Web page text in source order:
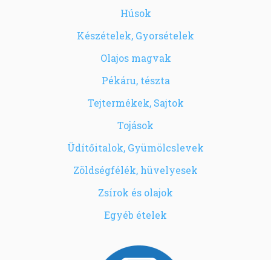
Húsok
Készételek, Gyorsételek
Olajos magvak
Pékáru, tészta
Tejtermékek, Sajtok
Tojások
Üdítőitalok, Gyümölcslevek
Zöldségfélék, hüvelyesek
Zsírok és olajok
Egyéb ételek